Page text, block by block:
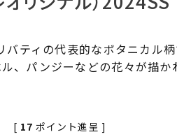
ティの代表的なボタニカル
、パンジーなどの花々が描か
[ 17 ポイント進呈 ]